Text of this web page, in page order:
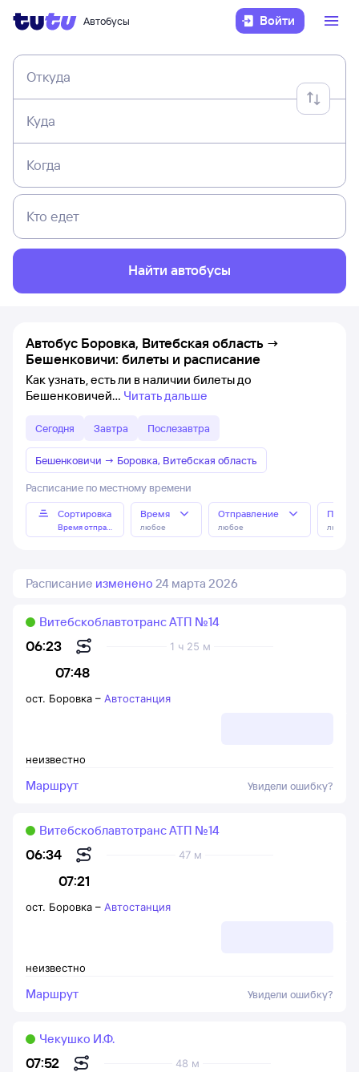
Автобусы Войти
Откуда
Куда
Когда
Кто едет
Найти автобусы
Автобус Боровка, Витебская область →
Бешенковичи: билеты и расписание
Как узнать, есть ли в наличии билеты до
Бешенковичей
Читать дальше
Сегодня Завтра Послезавтра
Бешенковичи → Боровка, Витебская область
Расписание по местному времени
Сортировка
Время отправления
Время
любое
Отправление
любое любое
Расписание изменено 24 марта 2026
06:23
07:48
1 ч 25 м
Витебскоблавтотранс АТП №14
неизвестно
ост. Боровка – Автостанция
Маршрут Увидели ошибку?
06:34
07:21
47 м
Витебскоблавтотранс АТП №14
неизвестно
ост. Боровка – Автостанция
Маршрут Увидели ошибку?
07:52
48 м
Чекушко И.Ф.